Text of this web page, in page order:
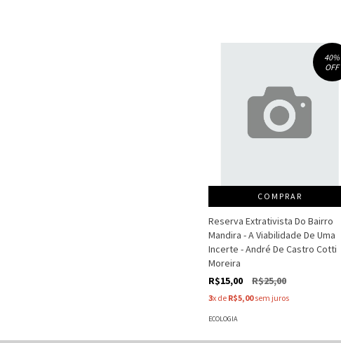
40%
OFF
COMPRAR
Reserva Extrativista Do Bairro
Mandira - A Viabilidade De Uma
Incerte - André De Castro Cotti
Moreira
R$15,00
R$25,00
3x de R$5,00sem juros
ECOLOGIA